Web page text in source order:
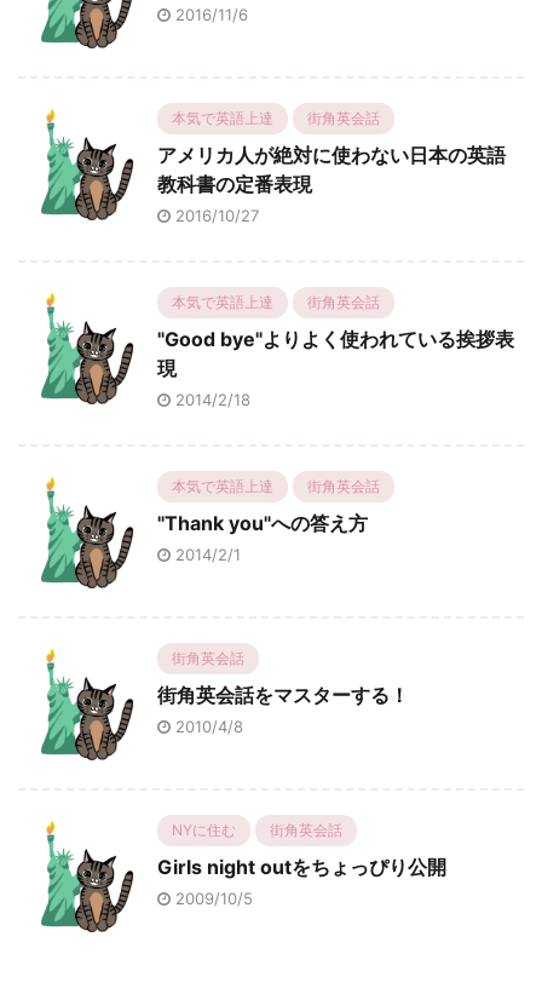
2016/11/6
本気で英語上達 街角英会話
アメリカ人が絶対に使わない日本の英語
教科書の定番表現
2016/10/27
本気で英語上達 街角英会話
"Good bye"よりよく使われている挨拶表
現
2014/2/18
本気で英語上達 街角英会話
"Thank you"への答え方
2014/2/1
街角英会話
街角英会話をマスターする！
2010/4/8
NYに住む 街角英会話
Girls night outをちょっぴり公開
2009/10/5